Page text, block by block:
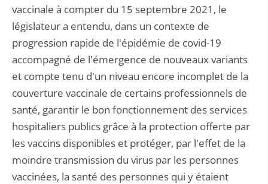
vaccinale à compter du 15 septembre 2021, le
législateur a entendu, dans un contexte de
progression rapide de l'épidémie de covid-19
accompagné de l'émergence de nouveaux variants
et compte tenu d'un niveau encore incomplet de la
couverture vaccinale de certains professionnels de
santé, garantir le bon fonctionnement des services
hospitaliers publics grâce à la protection offerte par
les vaccins disponibles et protéger, par l'effet de la
moindre transmission du virus par les personnes
vaccinées, la santé des personnes qui y étaient